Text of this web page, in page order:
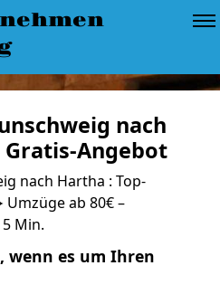
nach
Angebot
nach Hartha : Top-
ab 80€ –
Min.
wenn es um Ihren